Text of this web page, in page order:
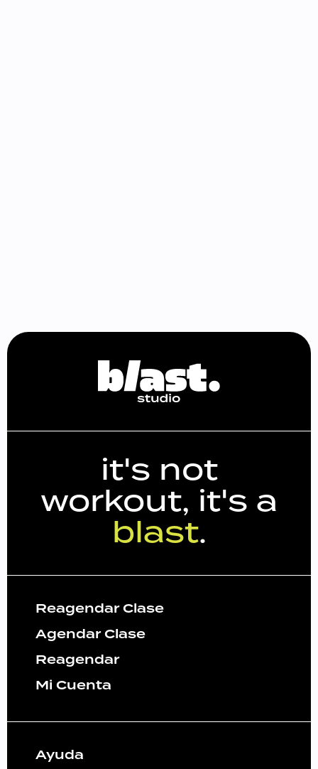
it's not
workout, it's a
blast.
Reagendar Clase
Agendar Clase
Reagendar
Mi Cuenta
Ayuda